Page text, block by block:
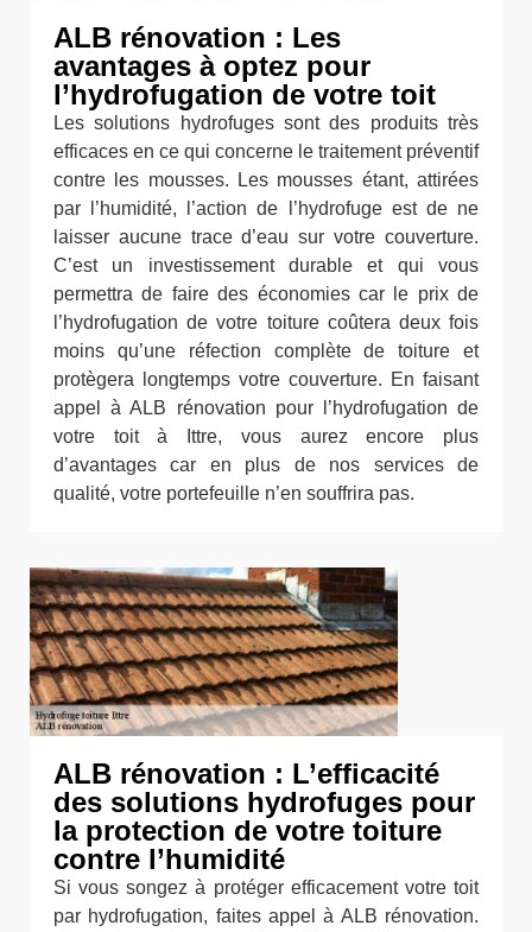
ALB rénovation : Les
avantages à optez pour
l’hydrofugation de votre toit
Les solutions hydrofuges sont des produits très
efficaces en ce qui concerne le traitement préventif
contre les mousses. Les mousses étant, attirées
par l’humidité, l’action de l’hydrofuge est de ne
laisser aucune trace d’eau sur votre couverture.
C’est un investissement durable et qui vous
permettra de faire des économies car le prix de
l’hydrofugation de votre toiture coûtera deux fois
moins qu’une réfection complète de toiture et
protègera longtemps votre couverture. En faisant
appel à ALB rénovation pour l’hydrofugation de
votre toit à Ittre, vous aurez encore plus
d’avantages car en plus de nos services de
qualité, votre portefeuille n’en souffrira pas.
ALB rénovation : L’efficacité
des solutions hydrofuges pour
la protection de votre toiture
contre l’humidité
Si vous songez à protéger efficacement votre toit
par hydrofugation, faites appel à ALB rénovation.